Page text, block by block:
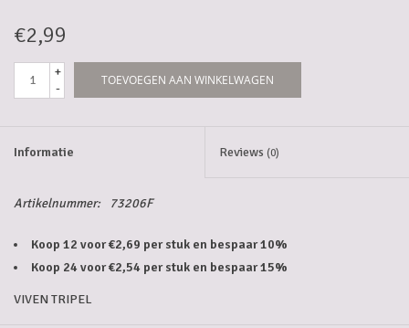
Streekproducten/Diverse
€2,99
+
-
TOEVOEGEN AAN WINKELWAGEN
Informatie Reviews (0)
Artikelnummer: 73206F
Koop 12 voor €2,69 per stuk en bespaar 10%
Koop 24 voor €2,54 per stuk en bespaar 15%
VIVEN TRIPEL